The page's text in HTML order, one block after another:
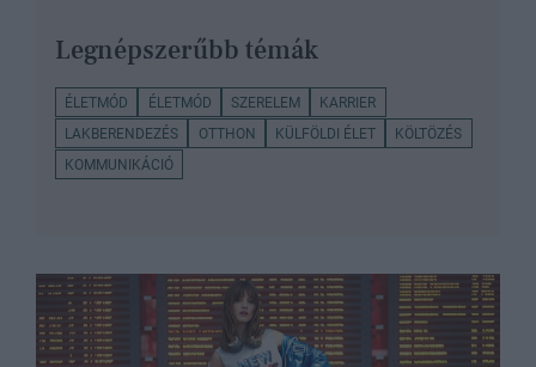
Legnépszerűbb témák
ÉLETMÓD ÉLETMÓD SZERELEM
KARRIER
LAKBERENDEZÉS
OTTHON KÜLFÖLDI ÉLET
KÖLTÖZÉS
KOMMUNIKÁCIÓ